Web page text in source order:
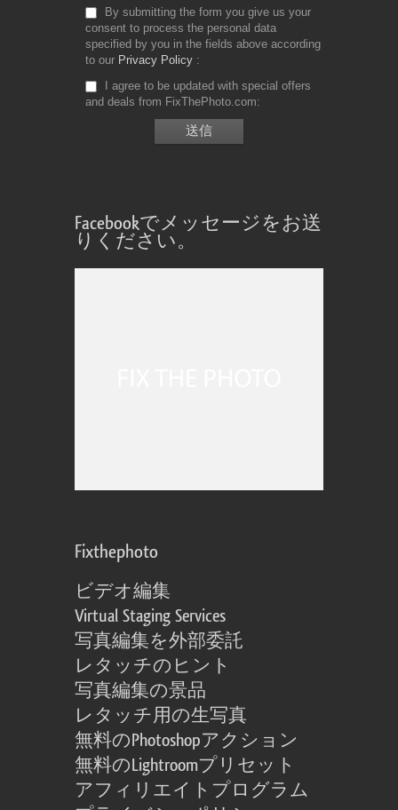
By submitting the form you give us your
consent to process the personal data
specified by you in the fields above according
to our Privacy Policy
I agree to be updated with special offers
and deals from FixThePhoto.com
Facebookでメッセージをお送
りください。
Fixthephoto
ビデオ編集
Virtual Staging Services
写真編集を外部委託
レタッチのヒント
写真編集の景品
レタッチ用の生写真
無料のPhotoshopアクション
無料のLightroomプリセット
アフィリエイトプログラム